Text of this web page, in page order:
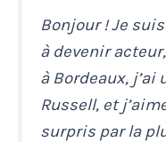
Bonjour ! Je
à devenir
à Bordeaux,
Russell, et
surpris par la